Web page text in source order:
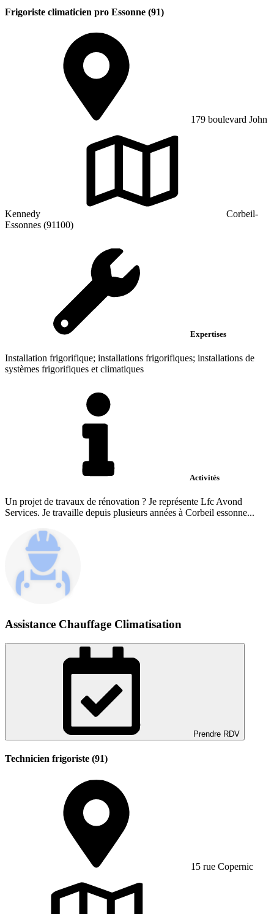
Frigoriste climaticien pro Essonne (91)
179 boulevard John
Kennedy
Corbeil-
Essonnes (91100)
Expertises
Installation frigorifique; installations frigorifiques; installations de
systèmes frigorifiques et climatiques
Activités
Un projet de travaux de rénovation ? Je représente Lfc Avond
Services. Je travaille depuis plusieurs années à Corbeil essonne...
Assistance Chauffage Climatisation
Prendre RDV
Technicien frigoriste (91)
15 rue Copernic